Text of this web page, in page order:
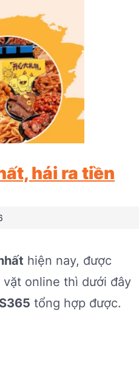
hái ra tiền
hiện nay, được
vặt online thì dưới đây
tổng hợp được.